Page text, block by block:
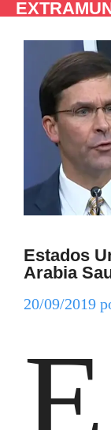
Saltar
Estados
Arabia
20/09/2019